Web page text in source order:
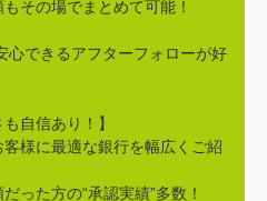
その場でまとめて可能！
心できるアフターフォローが好
自信あり！】
客様に最適な銀行を幅広くご紹
った方の“承認実績”多数！